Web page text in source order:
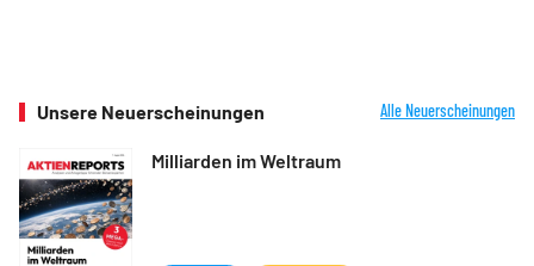
Unsere Neuerscheinungen Alle Neuerscheinungen
Milliarden im Weltraum